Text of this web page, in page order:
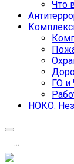
Что
ГО и
НОКО.
...